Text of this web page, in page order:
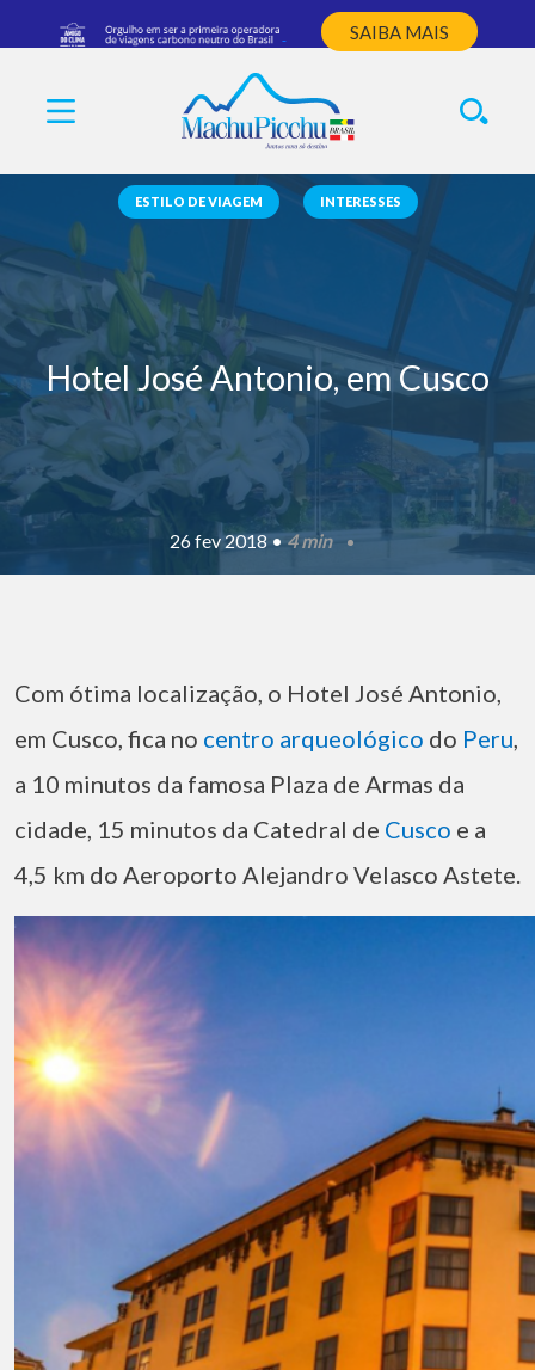
SAIBA MAIS
ESTILO DE VIAGEM INTERESSES
Hotel José Antonio, em Cusco
26 fev 2018 •4 min
Com ótima localização, o Hotel José Antonio,
em Cusco, fica no centro arqueológico do Peru,
a 10 minutos da famosa Plaza de Armas da
cidade, 15 minutos da Catedral de Cusco e a
4,5 km do Aeroporto Alejandro Velasco Astete.